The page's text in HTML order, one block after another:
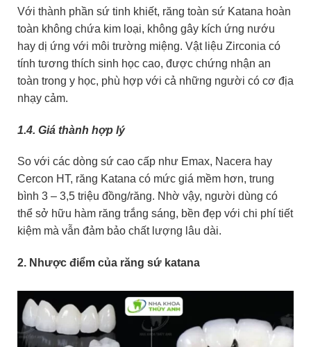
Với thành phần sứ tinh khiết, răng toàn sứ Katana hoàn
toàn không chứa kim loại, không gây kích ứng nướu
hay dị ứng với môi trường miệng. Vật liệu Zirconia có
tính tương thích sinh học cao, được chứng nhận an
toàn trong y học, phù hợp với cả những người có cơ địa
nhạy cảm.
1.4. Giá thành hợp lý
So với các dòng sứ cao cấp như Emax, Nacera hay
Cercon HT, răng Katana có mức giá mềm hơn, trung
bình 3 – 3,5 triệu đồng/răng. Nhờ vậy, người dùng có
thể sở hữu hàm răng trắng sáng, bền đẹp với chi phí tiết
kiệm mà vẫn đảm bảo chất lượng lâu dài.
2. Nhược điểm của răng sứ katana